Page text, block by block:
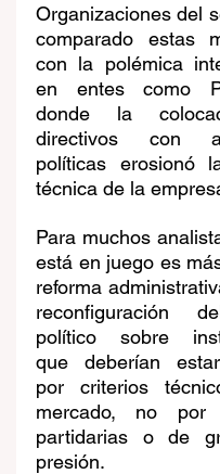
Organizaciones del
comparado estas
con la polémica
en entes como
donde la
directivos con
políticas erosionó
técnica de la
Para muchos
está en juego es
reforma
reconfiguración
político sobre
que deberían
por criterios
mercado, no por
partidarias o de
presión.